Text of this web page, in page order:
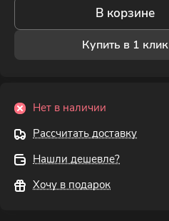
В корзине
Купить в 1 клик
Нет в наличии
Рассчитать доставку
Нашли дешевле?
Хочу в подарок